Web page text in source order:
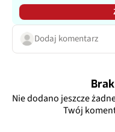
Dodaj komentarz
Nie dodano jeszcze
Twój